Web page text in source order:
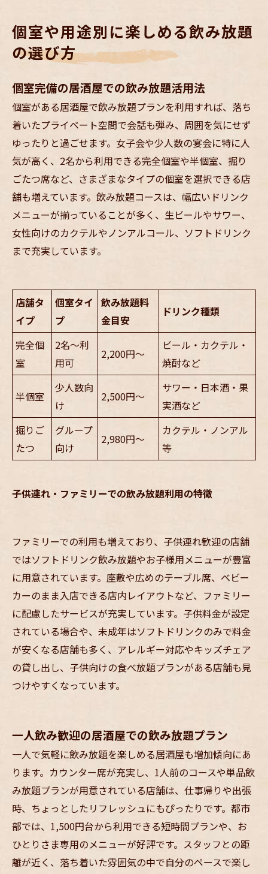
個室や用途別に楽しめる飲み放題
の選び方
個室完備の居酒屋での飲み放題活用法
個室がある居酒屋で飲み放題プランを利用すれば、落ち
着いたプライベート空間で会話も弾み、周囲を気にせず
ゆったりと過ごせます。女子会や少人数の宴会に特に人
気が高く、2名から利用できる完全個室や半個室、掘り
ごたつ席など、さまざまなタイプの個室を選択できる店
舗も増えています。飲み放題コースは、幅広いドリンク
メニューが揃っていることが多く、生ビールやサワー、
女性向けのカクテルやノンアルコール、ソフトドリンク
まで充実しています。
店舗タ
イプ
個室タイ
プ
飲み放題料
金目安
ドリンク種類
完全個
室
2名～利
用可
2,200円～
ビール・カクテル・
焼酎など
半個室
少人数向
け
2,500円～
サワー・日本酒・果
実酒など
掘りご
たつ
グループ
向け
2,980円～
カクテル・ノンアル
等
子供連れ・ファミリーでの飲み放題利用の特徴
ファミリーでの利用も増えており、子供連れ歓迎の店舗
ではソフトドリンク飲み放題やお子様用メニューが豊富
に用意されています。座敷や広めのテーブル席、ベビー
カーのまま入店できる店内レイアウトなど、ファミリー
に配慮したサービスが充実しています。子供料金が設定
されている場合や、未成年はソフトドリンクのみで料金
が安くなる店舗も多く、アレルギー対応やキッズチェア
の貸し出し、子供向けの食べ放題プランがある店舗も見
つけやすくなっています。
一人飲み歓迎の居酒屋での飲み放題プラン
一人で気軽に飲み放題を楽しめる居酒屋も増加傾向にあ
ります。カウンター席が充実し、1人前のコースや単品飲
み放題プランが用意されている店舗は、仕事帰りや出張
時、ちょっとしたリフレッシュにもぴったりです。都市
部では、1,500円台から利用できる短時間プランや、お
ひとりさま専用のメニューが好評です。スタッフとの距
離が近く、落ち着いた雰囲気の中で自分のペースで楽し